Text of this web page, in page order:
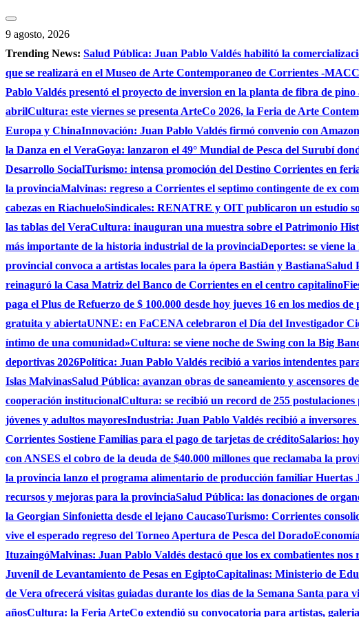
Saltar
al
contenido
9 agosto, 2026
Trending News: Salud Pública: Juan Pablo Valdés habilitó la
que se realizará en el Museo de Arte Contemporaneo de Corrientes -
Pablo Valdés presentó el proyecto de inversion en la planta de fibra de pino
abrilCultura: este viernes se presenta ArteCo 2026, la Feria de Arte
Europa y ChinaInnovación: Juan Pablo Valdés firmó convenio con
la Danza en el VeraGoya: lanzaron el 49° Mundial de Pesca del Surubí
Desarrollo SocialTurismo: intensa promoción del Destino Corrientes en
la provinciaMalvinas: regreso a Corrientes el septimo contingente de ex
cabezas en RiachueloSindicales: RENATRE y OIT publicaron un estudio
las tablas del VeraCultura: inauguran una muestra sobre el Patrimonio
más importante de la historia industrial de la provinciaDeportes: se viene
provincial convoca a artistas locales para la ópera Bastián y BastianaSalud
reinaguró la Casa Matriz del Banco de Corrientes en el centro capitalino
paga el Plus de Refuerzo de $ 100.000 desde hoy jueves 16 en los medios de
gratuita y abiertaUNNE: en FaCENA celebraron el Día del Investigador
íntimo de una comunidad»Cultura: se viene noche de Swing con la Big
deportivas 2026Política: Juan Pablo Valdés recibió a varios intendentes
Islas MalvinasSalud Pública: avanzan obras de saneamiento y ascensores
cooperación institucionalCultura: se recibió un record de 255
jóvenes y adultos mayoresIndustria: Juan Pablo Valdés recibió a
Corrientes Sostiene Familias para el pago de tarjetas de créditoSalarios:
con ANSES el cobro de la deuda de $40.000 millones que reclamaba la
la provincia lanzo el programa alimentario de producción familiar Huertas
recursos y mejoras para la provinciaSalud Pública: las donaciones de
la Georgian Sinfonietta desde el lejano CaucasoTurismo: Corrientes
vive el esperado regreso del Torneo Apertura de Pesca del Dorado
ItuzaingóMalvinas: Juan Pablo Valdés destacó que los ex combatientes
Juvenil de Levantamiento de Pesas en EgiptoCapitalinas: Ministerio de
de Vera ofrecerá visitas guiadas durante los dias de la Semana Santa para
añosCultura: la Feria ArteCo extendió su convocatoria para artistas,